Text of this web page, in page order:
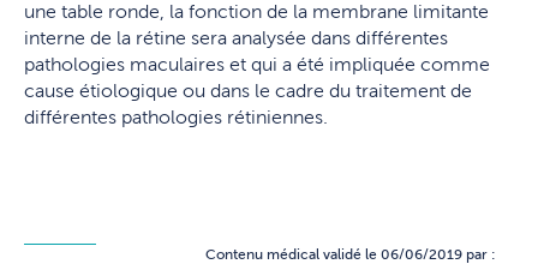
une table ronde, la fonction de la membrane limitante
interne de la rétine sera analysée dans différentes
pathologies maculaires et qui a été impliquée comme
cause étiologique ou dans le cadre du traitement de
différentes pathologies rétiniennes.
Contenu médical validé le 06/06/2019 par :